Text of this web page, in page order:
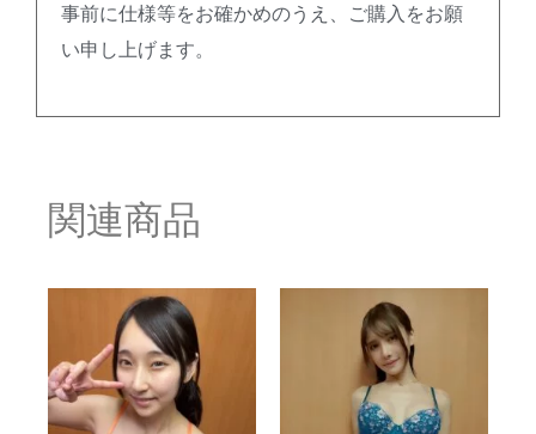
事前に仕様等をお確かめのうえ、ご購入をお願
い申し上げます。
関連商品